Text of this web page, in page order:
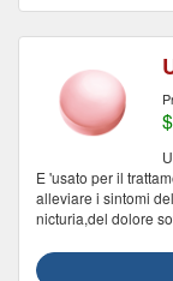
E 'usato per il
alleviare i sintomi
nicturia,del dolore